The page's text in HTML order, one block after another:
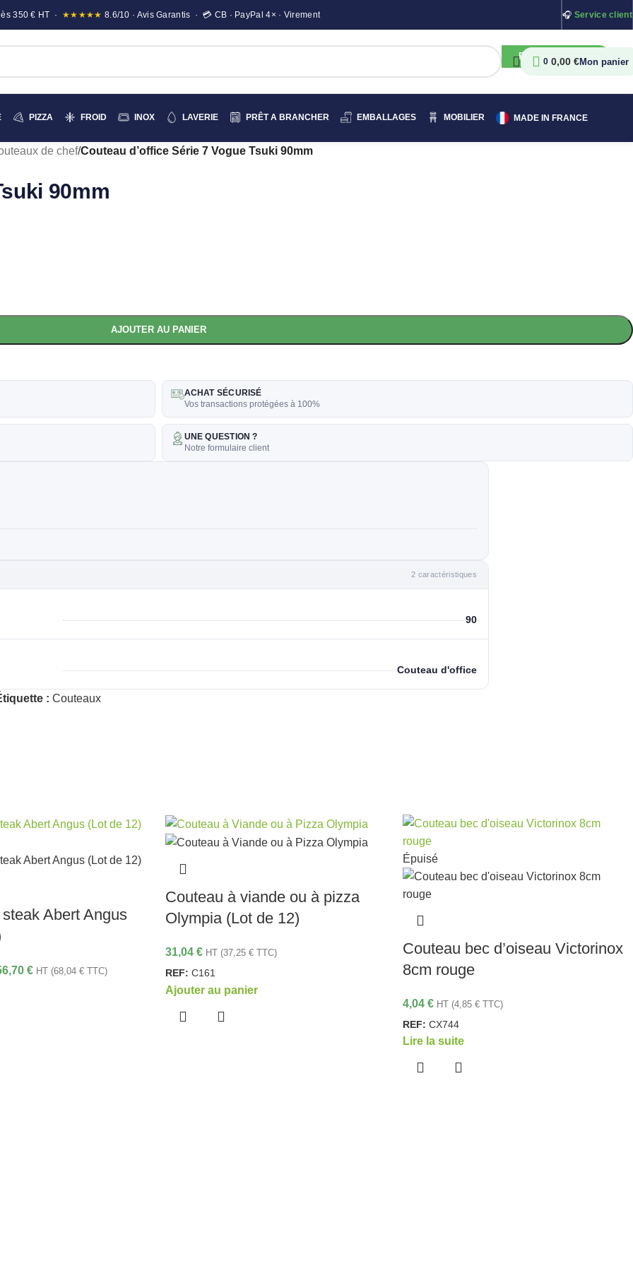
350 € HT · ★★★★★ 8.6/10 · Avis Garantis · 💳 CB · PayPal 4× · Virement 🎧 Service client
RECHERCHER
0 0,00 €
PIZZA FROID INOX LAVERIE PRÊT A BRANCHER EMBALLAGES MOBILIER MADE IN FRANCE
de chef/Couteau d’office Série 7 Vogue Tsuki 90mm
90mm
AJOUTER AU PANIER
ACHAT SÉCURISÉ
Vos transactions protégées à 100%
UNE QUESTION ?
Notre formulaire client
2 caractéristiques
90
Couteau d'office
: Couteaux
Abert Angus
€ HT (68,04 €TTC)
Couteau à viande ou à pizza
Olympia (Lot de 12)
31,04 € HT (37,25 € TTC)
REF: C161
Ajouter au panier
Épuisé
Couteau bec d’oiseau Victorinox
8cm rouge
4,04 € HT (4,85 € TTC)
REF: CX744
Lire la suite